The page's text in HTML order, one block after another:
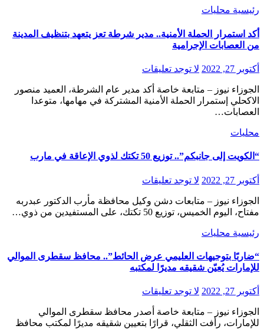
رئيسية محليات
أكد استمرار الحملة الأمنية.. مدير شرطة تعز يتعهد بتنظيف المدينة
من العصابات الإجرامية
أكتوبر 27, 2022 لا توجد تعليقات
الاكحلي إستمرار الحملة الأمنية المشتركة في مهامها، متوعدا
العصابات…
محليات
“الكويت إلى جانبكم”.. توزيع 50 تكتك لذوي الإعاقة في مارب
أكتوبر 27, 2022 لا توجد تعليقات
مفتاح، اليوم الخميس، توزيع 50 تكتك، على المستفيدين من ذوي…
رئيسية محليات
“ضاربًا بتوجيهات العليمي عرض الحائط”.. محافظ سقطرى الموالي
للإمارات يُعيّن شقيقه مديرًا لمكتبه
أكتوبر 27, 2022 لا توجد تعليقات
للإمارات، رأفت الثقلي، قرارًا بتعيين شقيقه مديرًا لمكتب محافظ